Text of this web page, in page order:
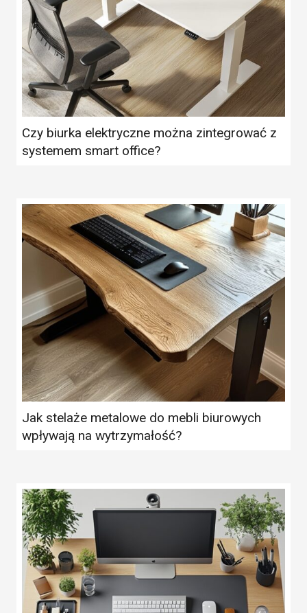
Czy biurka elektryczne można zintegrować z
systemem smart office?
Jak stelaże metalowe do mebli biurowych
wpływają na wytrzymałość?